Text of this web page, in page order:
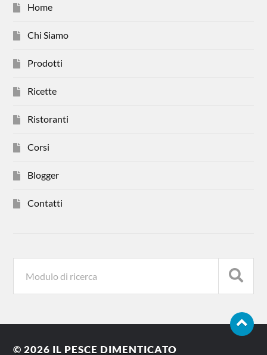
Home
Chi Siamo
Prodotti
Ricette
Ristoranti
Corsi
Blogger
Contatti
© 2026 IL PESCE DIMENTICATO